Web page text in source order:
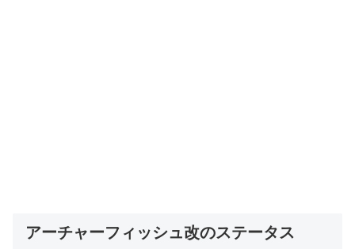
アーチャーフィッシュ改のステータス